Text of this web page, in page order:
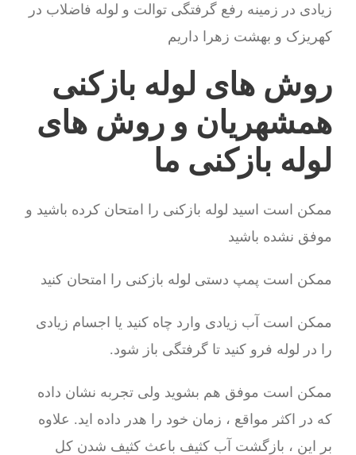
زیادی در زمینه رفع گرفتگی توالت و لوله فاضلاب در
کهریزک و بهشت زهرا داریم
روش های لوله بازکنی
همشهریان و روش های
لوله بازکنی ما
ممکن است اسید لوله بازکنی را امتحان کرده باشید و
موفق نشده باشید
ممکن است پمپ دستی لوله بازکنی را امتحان کنید
ممکن است آب زیادی وارد چاه کنید یا اجسام زیادی
را در لوله فرو کنید تا گرفتگی باز شود.
ممکن است موفق هم بشوید ولی تجربه نشان داده
که در اکثر مواقع ، زمان خود را هدر داده اید. علاوه
بر این ، بازگشت آب کثیف باعث کثیف شدن کل